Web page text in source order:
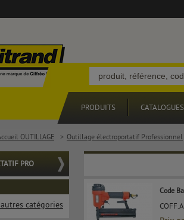
PRODUITS CATALOGUES
OUTILLAGE > Outillage électroportatif Professionnel
PRO
catégories
Code